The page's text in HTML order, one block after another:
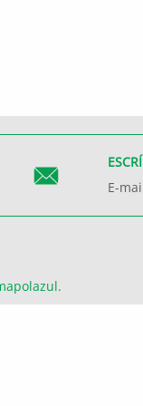
E-
.